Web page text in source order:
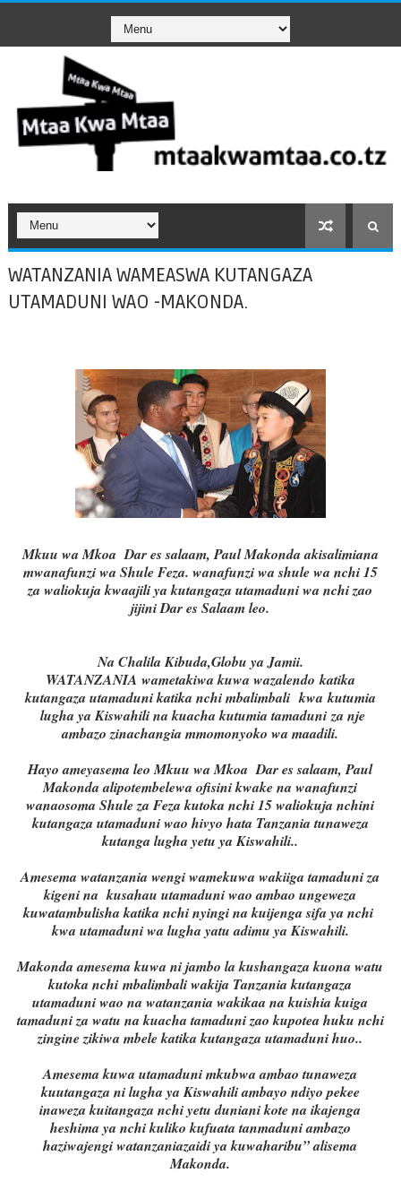
WATANZANIA WAMEASWA KUTANGAZA
UTAMADUNI WAO -MAKONDA.
Mkuu wa Mkoa Dar es salaam, Paul Makonda akisalimiana
mwanafunzi wa Shule Feza. wanafunzi wa shule wa nchi 15
za waliokuja kwaajili ya kutangaza utamaduni wa nchi zao
jijini Dar es Salaam leo.
Na Chalila Kibuda,Globu ya Jamii.
WATANZANIA wametakiwa kuwa wazalendo katika
kutangaza utamaduni katika nchi mbalimbali kwa kutumia
lugha ya Kiswahili na kuacha kutumia tamaduni za nje
ambazo zinachangia mmomonyoko wa maadili.
Hayo ameyasema leo Mkuu wa Mkoa Dar es salaam, Paul
Makonda alipotembelewa ofisini kwake na wanafunzi
wanaosoma Shule za Feza kutoka nchi 15 waliokuja nchini
kutangaza utamaduni wao hivyo hata Tanzania tunaweza
kutanga lugha yetu ya Kiswahili..
Amesema watanzania wengi wamekuwa wakiiga tamaduni za
kigeni na kusahau utamaduni wao ambao ungeweza
kuwatambulisha katika nchi nyingi na kuijenga sifa ya nchi
kwa utamaduni wa lugha yatu adimu ya Kiswahili.
Makonda amesema kuwa ni jambo la kushangaza kuona watu
kutoka nchi mbalimbali wakija Tanzania kutangaza
utamaduni wao na watanzania wakikaa na kuishia kuiga
tamaduni za watu na kuacha tamaduni zao kupotea huku nchi
zingine zikiwa mbele katika kutangaza utamaduni huo..
Amesema kuwa utamaduni mkubwa ambao tunaweza
kuutangaza ni lugha ya Kiswahili ambayo ndiyo pekee
inaweza kuitangaza nchi yetu duniani kote na ikajenga
heshima ya nchi kuliko kufuata tanmaduni ambazo
haziwajengi watanzaniazaidi ya kuwaharibu” alisema
Makonda.